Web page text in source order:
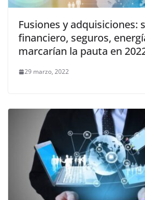
Fusiones y adquisiciones:
financiero, seguros,
marcarían la pauta en
29 marzo, 2022